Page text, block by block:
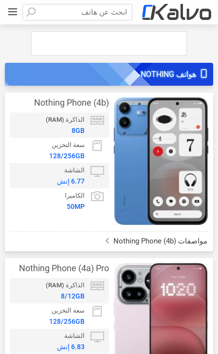
ابحث عن هاتف
هواتف NOTHING
Nothing Phone (4b)
الذاكرة (RAM)
8GB
سعة التخزين
128/256GB
الشاشة
6.77 إنش
الكاميرا
50MP
مواصفات Nothing Phone (4b)
Nothing Phone (4a) Pro
الذاكرة (RAM)
8/12GB
سعة التخزين
128/256GB
الشاشة
6.83 إنش